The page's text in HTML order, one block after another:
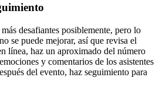
desafiantes posiblemente, pero lo
se puede mejorar, así que revisa el
línea, haz un aproximado del número
y comentarios de los asistentes
del evento, haz seguimiento para